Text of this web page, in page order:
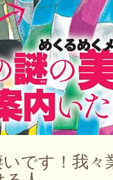
です！我々